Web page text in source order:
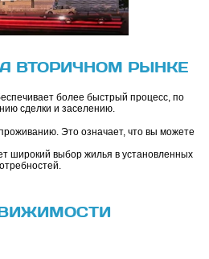
ВТОРИЧНОМ РЫНКЕ
более быстрый процесс, по
сделки и заселению.
Это означает, что вы можете
широкий выбор жилья в установленных